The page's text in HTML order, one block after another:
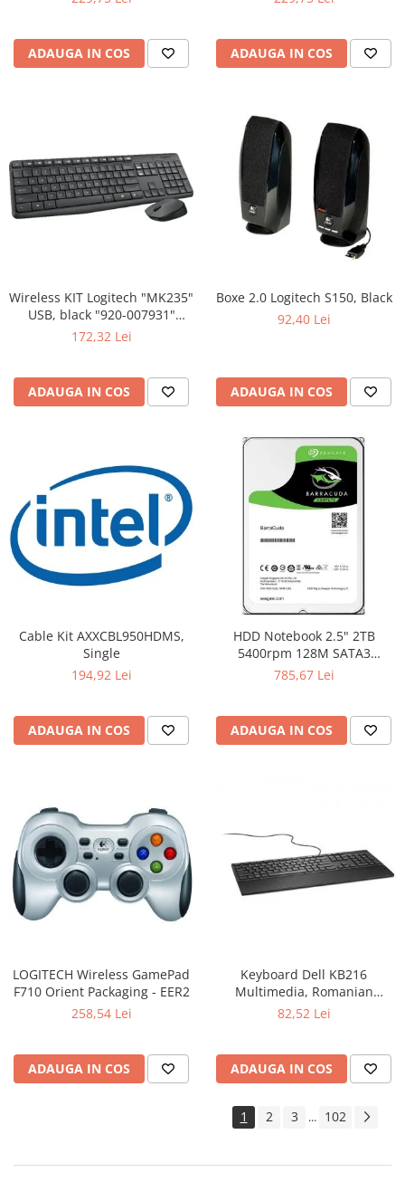
ADAUGA IN COS ADAUGA IN COS
Wireless KIT Logitech "MK235"
USB, black "920-007931"
(include timbru verde 0.01 lei)
172,32 Lei
ADAUGA IN COS
Boxe 2.0 Logitech S150, Black
92,40 Lei
ADAUGA IN COS
Cable Kit AXXCBL950HDMS,
Single
194,92 Lei
ADAUGA IN COS
HDD Notebook 2.5" 2TB
5400rpm 128M SATA3
SEAGATE
785,67 Lei
ADAUGA IN COS
LOGITECH Wireless GamePad
F710 Orient Packaging - EER2
258,54 Lei
ADAUGA IN COS
Keyboard Dell KB216
Multimedia, Romanian
(QWERTZ), Black
82,52 Lei
ADAUGA IN COS
1 2 3 ... 102